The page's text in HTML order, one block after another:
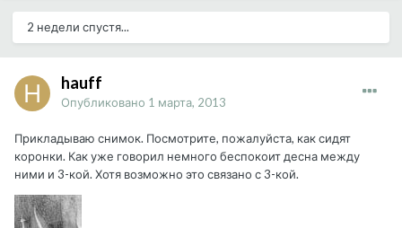
2 недели спустя...
hauff
Опубликовано 1 марта, 2013
Прикладываю снимок. Посмотрите, пожалуйста, как сидят
коронки. Как уже говорил немного беспокоит десна между
ними и 3-кой. Хотя возможно это связано с 3-кой.